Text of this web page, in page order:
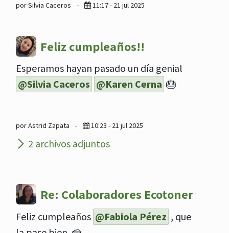
por Silvia Caceros - 11:17 - 21 jul 2025
Feliz cumpleaños!!
Esperamos hayan pasado un día genial
@Silvia Caceros @Karen Cerna 🎂
por Astrid Zapata - 10:23 - 21 jul 2025
2 archivos adjuntos
Re: Colaboradores Ecotoner
Feliz cumpleaños @Fabiola Pérez , que